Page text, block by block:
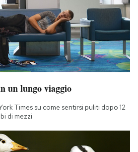
un lungo viaggio
Times su come sentirsi puliti dopo 12
di mezzi